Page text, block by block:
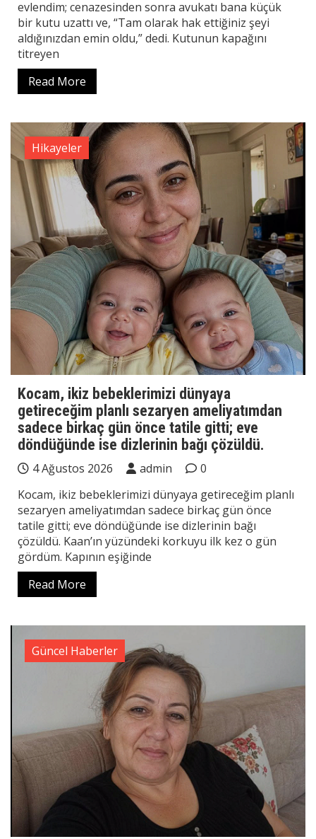
evlendim; cenazesinden sonra avukatı bana küçük
bir kutu uzattı ve, “Tam olarak hak ettiğiniz şeyi
aldığınızdan emin oldu,” dedi. Kutunun kapağını
titreyen
Read More
Hikayeler
Kocam, ikiz bebeklerimizi dünyaya
getireceğim planlı sezaryen ameliyatımdan
sadece birkaç gün önce tatile gitti; eve
döndüğünde ise dizlerinin bağı çözüldü.
4 Ağustos 2026 admin
0
Kocam, ikiz bebeklerimizi dünyaya getireceğim planlı
sezaryen ameliyatımdan sadece birkaç gün önce
tatile gitti; eve döndüğünde ise dizlerinin bağı
çözüldü. Kaan’ın yüzündeki korkuyu ilk kez o gün
gördüm. Kapının eşiğinde
Read More
Güncel Haberler